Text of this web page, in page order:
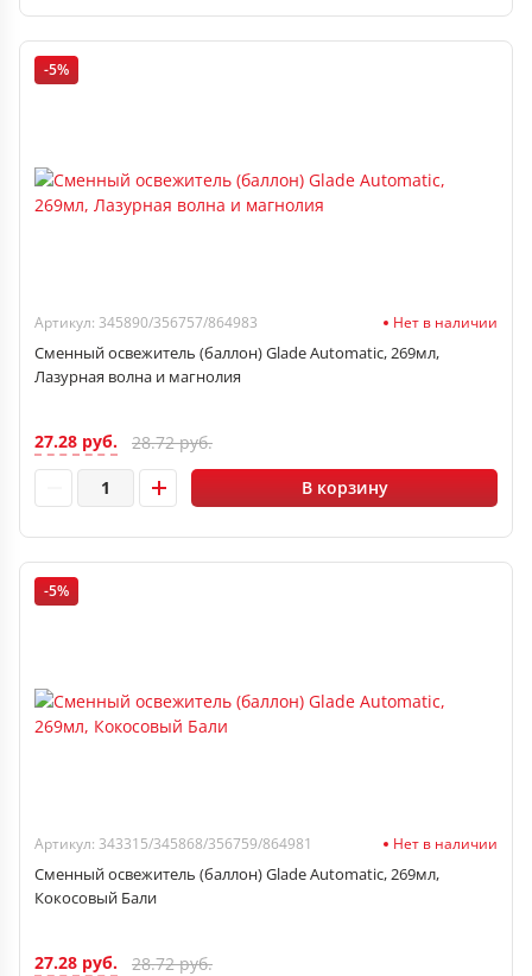
-5%
Артикул: 345890/356757/864983 Нет в наличии
Сменный освежитель (баллон) Glade Automatic, 269мл,
Лазурная волна и магнолия
27.28 руб.
28.72 руб.
В корзину
-5%
Артикул: 343315/345868/356759/864981 Нет в наличии
Сменный освежитель (баллон) Glade Automatic, 269мл,
Кокосовый Бали
27.28 руб.
28.72 руб.